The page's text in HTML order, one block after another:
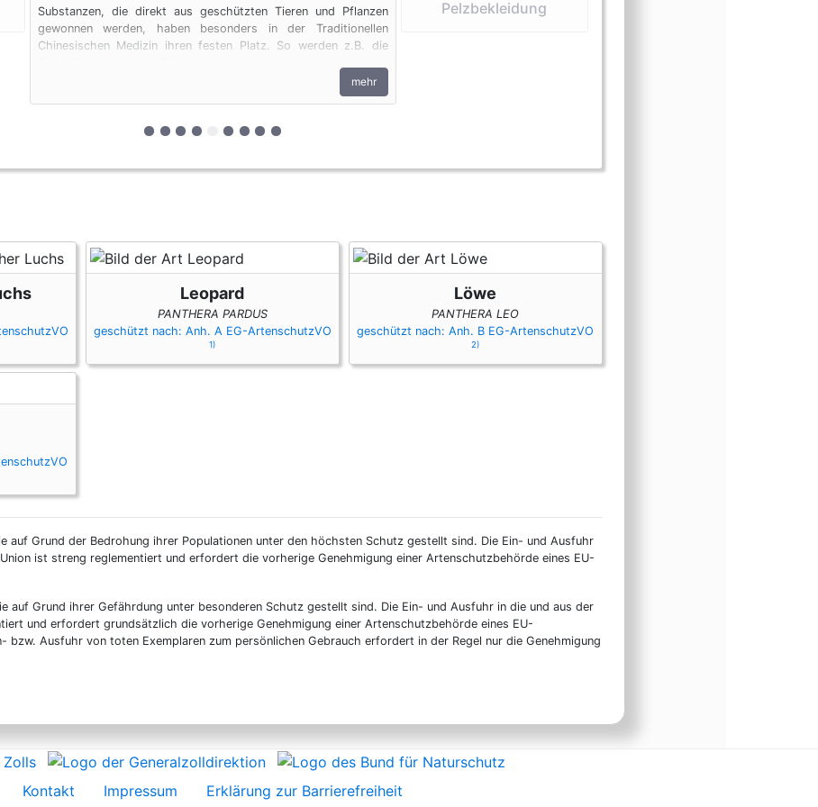
Substanzen, die direkt aus geschützten Tieren und Pflanzen
gewonnen werden, haben besonders in der Traditionellen
Chinesischen Medizin ihren festen Platz. So werden z.B. die
von Raubkatzen und Pflanzen zu Medizin verarbeitet. Auch
diese Produkte unterliegen den artenschutzrechtlichen
mehr
zur 1. geschützten Erscheinungsform (Felle und Häute)
zur 2. geschützten Erscheinungsform (Klauen)
zur 3. geschützten Erscheinungsform (Knochen und Schädel)
zur 4. geschützten Erscheinungsform (Lederbekleidung)
zur 5. geschützten Erscheinungsform (Medizin)
zur 6. geschützten Erscheinungsform (Pelzbekleidung)
zur 7. geschützten Erscheinungsform (Präparate)
zur 8. geschützten Erscheinungsform (Sattlerwaren)
zur 9. geschützten Erscheinungsform (Zähne)
Pelzbekleidung
Leopard
PANTHERA PARDUS
geschützt nach: Anh. A EG-ArtenschutzVO
1)
Löwe
PANTHERA LEO
geschützt nach: Anh. B EG-ArtenschutzVO
2)
auf Grund der Bedrohung ihrer Populationen unter den höchsten Schutz gestellt sind. Die Ein- und Ausfuhr
ist streng reglementiert und erfordert die vorherige Genehmigung einer Artenschutzbehörde eines EU-
auf Grund ihrer Gefährdung unter besonderen Schutz gestellt sind. Die Ein- und Ausfuhr in die und aus der
und erfordert grundsätzlich die vorherige Genehmigung einer Artenschutzbehörde eines EU-
bzw. Ausfuhr von toten Exemplaren zum persönlichen Gebrauch erfordert in der Regel nur die Genehmigung
Kontakt Impressum Erklärung zur Barrierefreiheit